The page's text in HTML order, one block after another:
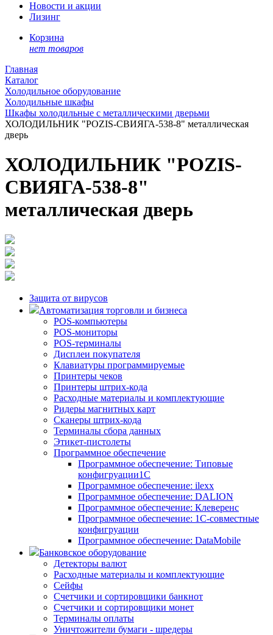
Новости и акции
Лизинг
Корзина
нет товаров
Главная
Каталог
Холодильное оборудование
Холодильные шкафы
Шкафы холодильные с металлическими дверьми
ХОЛОДИЛЬНИК "POZIS-СВИЯГА-538-8" металлическая
дверь
ХОЛОДИЛЬНИК "POZIS-
СВИЯГА-538-8"
металлическая дверь
Защита от вирусов
Автоматизация торговли и бизнеса
POS-компьютеры
POS-мониторы
POS-терминалы
Дисплеи покупателя
Клавиатуры программируемые
Принтеры чеков
Принтеры штрих-кода
Расходные материалы и комплектующие
Ридеры магнитных карт
Сканеры штрих-кода
Терминалы сбора данных
Этикет-пистолеты
Программное обеспечение
Программное обеспечение: Типовые
конфигруации1С
Программное обеспечение: ilexx
Программное обеспечение: DALION
Программное обеспечение: Клеверенс
Программное обеспечение: 1С-совместные
конфигруации
Программное обеспечение: DataMobile
Банковское оборудование
Детекторы валют
Расходные материалы и комплектующие
Сейфы
Счетчики и сортировщики банкнот
Счетчики и сортировщики монет
Терминалы оплаты
Уничтожители бумаги - шредеры